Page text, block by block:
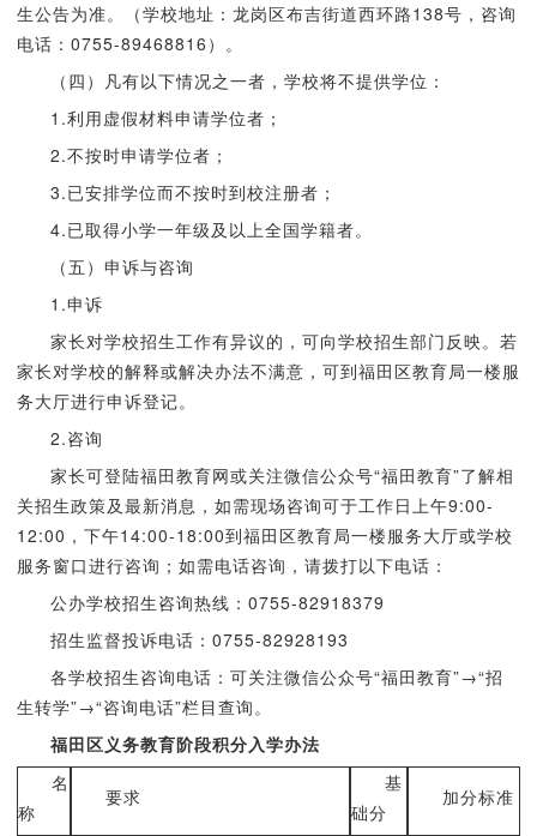
生公告为准。（学校地址：龙岗区布吉街道西环路138号，咨询
电话：0755-89468816）。
（四）凡有以下情况之一者，学校将不提供学位：
1.利用虚假材料申请学位者；
2.不按时申请学位者；
3.已安排学位而不按时到校注册者；
4.已取得小学一年级及以上全国学籍者。
（五）申诉与咨询
1.申诉
家长对学校招生工作有异议的，可向学校招生部门反映。若
家长对学校的解释或解决办法不满意，可到福田区教育局一楼服
务大厅进行申诉登记。
2.咨询
家长可登陆福田教育网或关注微信公众号“福田教育”了解相
关招生政策及最新消息，如需现场咨询可于工作日上午9:00-
12:00，下午14:00-18:00到福田区教育局一楼服务大厅或学校
服务窗口进行咨询；如需电话咨询，请拨打以下电话：
公办学校招生咨询热线：0755-82918379
招生监督投诉电话：0755-82928193
各学校招生咨询电话：可关注微信公众号“福田教育”→“招
生转学”→“咨询电话”栏目查询。
福田区义务教育阶段积分入学办法
名
称
要求
基
础分
加分标准